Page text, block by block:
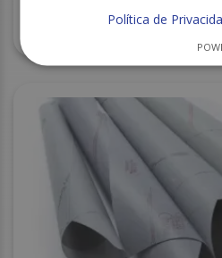
PAPEL PERLA COLADO
Política de